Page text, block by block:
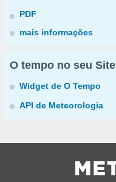
PDF
mais informações
O tempo no seu Site
Widget de O Tempo
API de Meteorologia